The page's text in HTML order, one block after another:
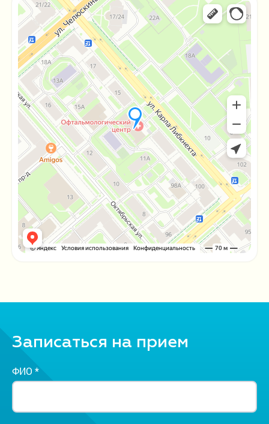
Записаться на прием
ФИО *